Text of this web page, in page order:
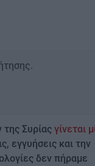
Συρίας γίνεται
εγγυήσεις και την
δεν πήραμε